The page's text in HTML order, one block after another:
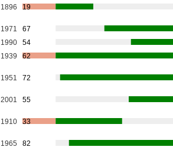
1896 19
1971
67
1990
54
1939 62
1951 72
2001 55
1910 33
1965 82